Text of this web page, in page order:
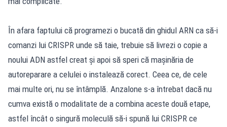
În afara faptului că programezi o bucată din ghidul ARN ca să-i
comanzi lui CRISPR unde să taie, trebuie să livrezi o copie a
noului ADN astfel creat şi apoi să speri că maşinăria de
autoreparare a celulei o instalează corect. Ceea ce, de cele
mai multe ori, nu se întâmplă. Anzalone s-a întrebat dacă nu
cumva există o modalitate de a combina aceste două etape,
astfel încât o singură moleculă să-i spună lui CRISPR ce